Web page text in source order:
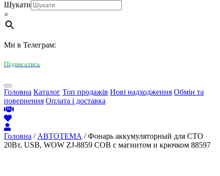
Шукати
×
Ми в Телеграм:
Підписатись
Головна Каталог Топ продажів Нові надходження Обмін та
повернення Оплата і доставка
Головна / АВТОТЕМА / Фонарь аккумуляторный для СТО
20Вт, USB, WOW ZJ-8859 COB с магнитом и крючком 88597